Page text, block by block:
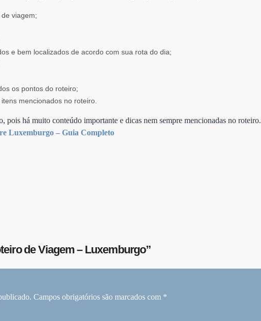
viagem;
e bem localizados de acordo com sua rota do dia;
os pontos do roteiro;
mencionados no roteiro.
pois há muito conteúdo importante e dicas nem sempre mencionadas no roteiro.
Luxemburgo – Guia Completo
de Viagem – Luxemburgo”
Campos obrigatórios são marcados com *